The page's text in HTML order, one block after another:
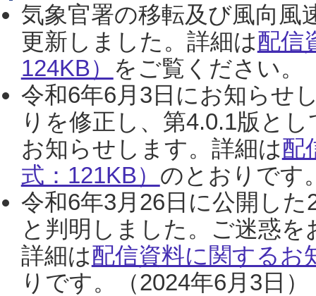
気象官署の移転及び風向風
更新しました。詳細は配信
124KB） をご覧ください。
令和6年6月3日にお知らせ
りを修正し、第4.0.1版と
お知らせします。詳細は配
式：121KB） のとおりです
令和6年3月26日に公開し
と判明しました。ご迷惑
詳細は配信資料に関するお
りです。（2024年6月3日）